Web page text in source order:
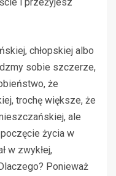
chłopskiej albo
sobie szczerze,
że
trochę większe, że
ale
życia w
w zwykłej,
Ponieważ